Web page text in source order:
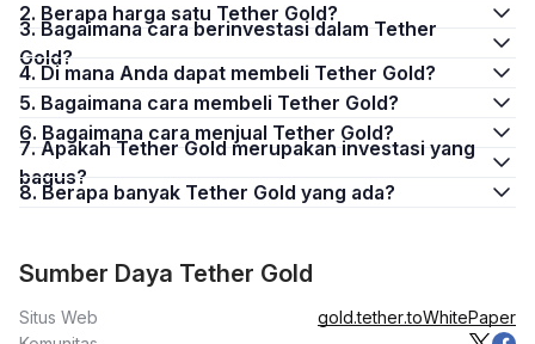
2. Berapa harga satu Tether Gold?
3. Bagaimana cara berinvestasi dalam Tether
Gold?
4. Di mana Anda dapat membeli Tether Gold?
5. Bagaimana cara membeli Tether Gold?
6. Bagaimana cara menjual Tether Gold?
7. Apakah Tether Gold merupakan investasi yang
bagus?
8. Berapa banyak Tether Gold yang ada?
Sumber Daya Tether Gold
Situs Web gold.tether.toWhitePaper